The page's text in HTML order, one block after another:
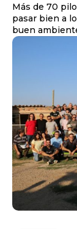
Más de 70
pasar bien a
buen